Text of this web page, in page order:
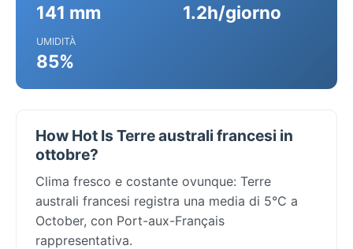
141 mm 1.2h/giorno
UMIDITÀ
85%
How Hot Is Terre australi francesi in
ottobre?
Clima fresco e costante ovunque: Terre
australi francesi registra una media di 5°C a
October, con Port-aux-Français
rappresentativa.